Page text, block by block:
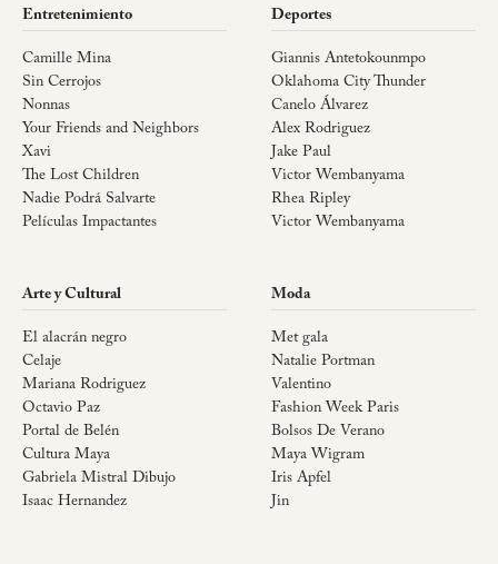
Entretenimiento
Camille Mina
Sin Cerrojos
Nonnas
Your Friends and Neighbors
Xavi
The Lost Children
Nadie Podrá Salvarte
Películas Impactantes
Deportes
Giannis Antetokounmpo
Oklahoma City Thunder
Canelo Álvarez
Alex Rodriguez
Jake Paul
Victor Wembanyama
Rhea Ripley
Victor Wembanyama
Arte y Cultural
El alacrán negro
Celaje
Mariana Rodriguez
Octavio Paz
Portal de Belén
Cultura Maya
Gabriela Mistral Dibujo
Isaac Hernandez
Moda
Met gala
Natalie Portman
Valentino
Fashion Week Paris
Bolsos De Verano
Maya Wigram
Iris Apfel
Jin